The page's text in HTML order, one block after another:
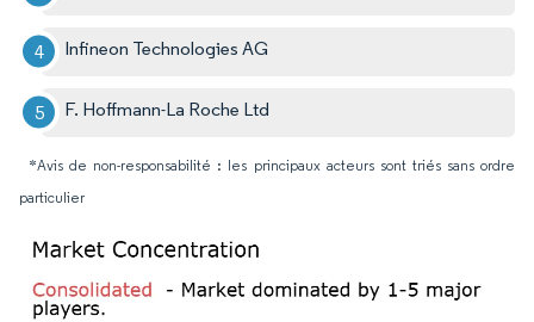
Infineon Technologies AG
F. Hoffmann-La Roche Ltd
*Avis de non-responsabilité : les principaux acteurs sont triés sans ordre
particulier